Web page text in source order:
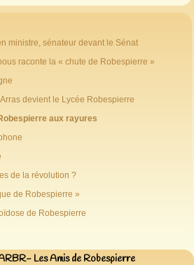
ministre, sénateur devant le Sénat
raconte la « chute de Robespierre »
devient le Lycée Robespierre
aux rayures
de la révolution ?
de Robespierre »
de Robespierre
Les Amis de Robespierre